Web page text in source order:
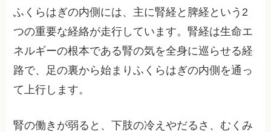
ふくらはぎの内側には、主に腎経と脾経という2
つの重要な経絡が走行しています。腎経は生命エ
ネルギーの根本である腎の気を全身に巡らせる経
路で、足の裏から始まりふくらはぎの内側を通っ
て上行します。
腎の働きが弱ると、下肢の冷えやだるさ、むくみ